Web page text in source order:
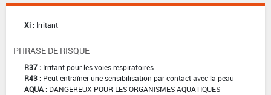
Xi : Irritant
PHRASE DE RISQUE
R37 : Irritant pour les voies respiratoires
R43 : Peut entraîner une sensibilisation par contact avec la peau
AQUA : DANGEREUX POUR LES ORGANISMES AQUATIQUES